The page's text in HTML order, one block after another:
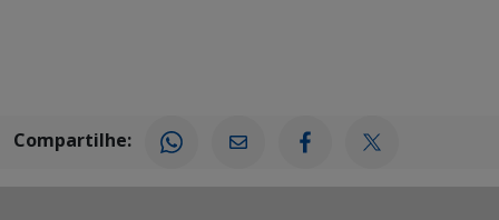
Compartilhe: